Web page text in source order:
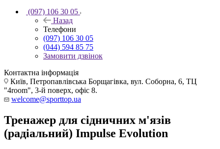
(097) 106 30 05
Назад
Телефони
(097) 106 30 05
(044) 594 85 75
Замовити дзвінок
Контактна інформація
Київ, Петропавлівська Борщагівка, вул. Соборна, 6, ТЦ
"4room", 3-й поверх, офіс 8.
welcome@sporttop.ua
Тренажер для сідничних м'язів
(радіальний) Impulse Evolution